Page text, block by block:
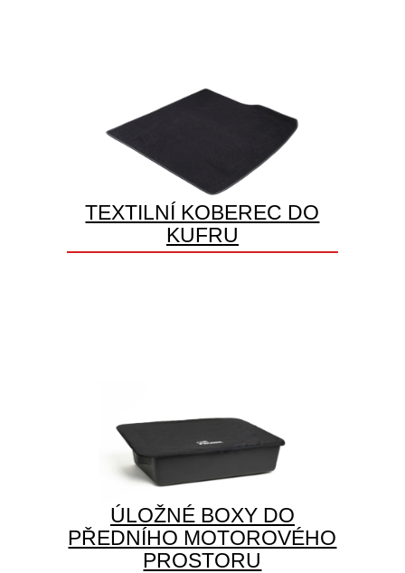
TEXTILNÍ KOBEREC DO
KUFRU
ÚLOŽNÉ BOXY DO
PŘEDNÍHO MOTOROVÉHO
PROSTORU